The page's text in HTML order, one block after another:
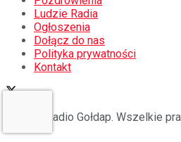
Ludzie Radia
Ogłoszenia
Dołącz do nas
Polityka prywatności
Kontakt
© 2021 Radio Gołdap. Wszelkie